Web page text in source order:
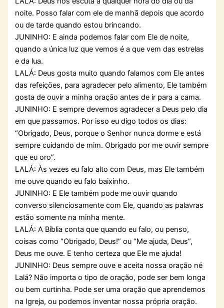
noite. Posso falar com ele de manhã depois que acordo
ou de tarde quando estou brincando.
JUNINHO: E ainda podemos falar com Ele de noite,
quando a única luz que vemos é a que vem das estrelas
e da lua.
LALÁ: Deus gosta muito quando falamos com Ele antes
das refeições, para agradecer pelo alimento, Ele também
gosta de ouvir a minha oração antes de ir para a cama.
JUNINHO: E sempre devemos agradecer a Deus pelo dia
em que passamos. Por isso eu digo todos os dias:
“Obrigado, Deus, porque o Senhor nunca dorme e está
sempre cuidando de mim. Obrigado por me ouvir sempre
que eu oro”.
LALÁ: Às vezes eu falo alto com Deus, mas Ele também
me ouve quando eu falo baixinho.
JUNINHO: E Ele também pode me ouvir quando
converso silenciosamente com Ele, quando as palavras
estão somente na minha mente.
LALÁ: A Bíblia conta que quando eu falo, ou penso,
coisas como “Obrigado, Deus!” ou “Me ajuda, Deus”,
Deus me ouve. E tenho certeza que Ele me ajuda!
JUNINHO: Deus sempre ouve e aceita nossa oração né
Lalá? Não importa o tipo de oração, pode ser bem longa
ou bem curtinha. Pode ser uma oração que aprendemos
na Igreja, ou podemos inventar nossa própria oração.